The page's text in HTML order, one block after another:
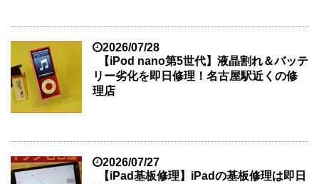
2026/07/28
【iPod nano第5世代】液晶割れ＆バッテ
リー劣化を即日修理！名古屋駅近くの修
理店
2026/07/27
【iPad基板修理】iPadの基板修理は即日